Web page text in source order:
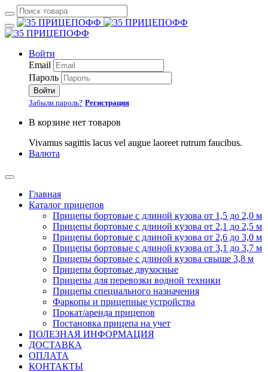
Войти
Email
Пароль
Войти
Забыли пароль? Регистрация
В корзине нет товаров
Vivamus sagittis lacus vel augue laoreet rutrum faucibus.
Валюта
Главная
Каталог прицепов
Прицепы бортовые с длиной кузова от 1,5 до 2,0 м
Прицепы бортовые с длиной кузова от 2,1 до 2,5 м
Прицепы бортовые с длиной кузова от 2,6 до 3,0 м
Прицепы бортовые с длиной кузова от 3,1 до 3,7 м
Прицепы бортовые с длиной кузова свыше 3,8 м
Прицепы бортовые двухосные
Прицепы для перевозки водной техники
Прицепы специального назначения
Фаркопы и прицепные устройства
Прокат/аренда прицепов
Постановка прицепа на учет
ПОЛЕЗНАЯ ИНФОРМАЦИЯ
ДОСТАВКА
ОПЛАТА
КОНТАКТЫ